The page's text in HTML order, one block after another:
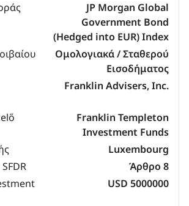
JP Morgan Global
Government Bond
(Hedged into EUR) Index
Ομολογιακά / Σταθερού
Εισοδήματος
Franklin Advisers, Inc.
Franklin Templeton
Investment Funds
Luxembourg
Άρθρο 8
USD 5000000